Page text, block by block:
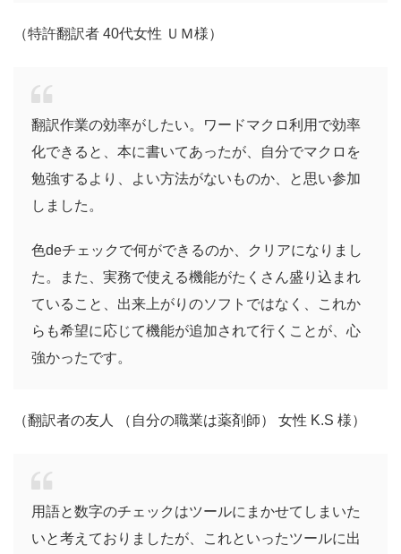
（特許翻訳者 40代女性 ＵＭ様）
翻訳作業の効率がしたい。ワードマクロ利用で効率
化できると、本に書いてあったが、自分でマクロを
勉強するより、よい方法がないものか、と思い参加
しました。
色deチェックで何ができるのか、クリアになりまし
た。また、実務で使える機能がたくさん盛り込まれ
ていること、出来上がりのソフトではなく、これか
らも希望に応じて機能が追加されて行くことが、心
強かったです。
（翻訳者の友人 （自分の職業は薬剤師） 女性 K.S 様）
用語と数字のチェックはツールにまかせてしまいた
いと考えておりましたが、これといったツールに出